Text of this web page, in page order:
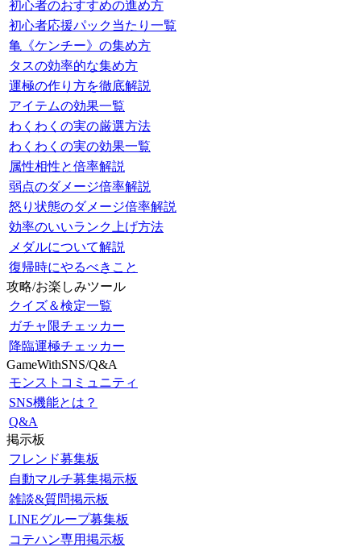
初心者のおすすめの進め方
初心者応援パック当たり一覧
亀《ケンチー》の集め方
タスの効率的な集め方
運極の作り方を徹底解説
アイテムの効果一覧
わくわくの実の厳選方法
わくわくの実の効果一覧
属性相性と倍率解説
弱点のダメージ倍率解説
怒り状態のダメージ倍率解説
効率のいいランク上げ方法
メダルについて解説
復帰時にやるべきこと
攻略/お楽しみツール
クイズ＆検定一覧
ガチャ限チェッカー
降臨運極チェッカー
GameWithSNS/Q&A
モンストコミュニティ
SNS機能とは？
Q&A
掲示板
フレンド募集板
自動マルチ募集掲示板
雑談&質問掲示板
LINEグループ募集板
コテハン専用掲示板